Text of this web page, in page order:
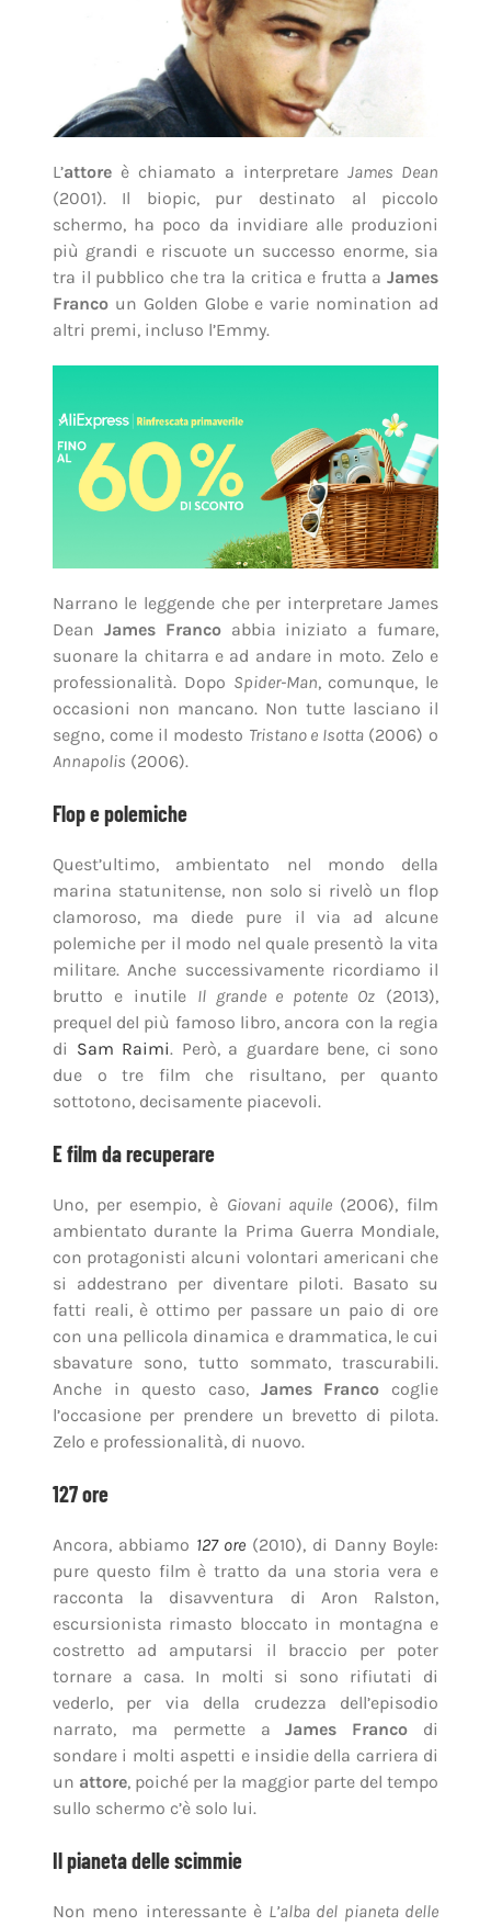
L’attoreè chiamato a interpretareJames Dean
(2001). Il biopic, pur destinato al piccolo
schermo, ha poco da invidiare alle produzioni
più grandi e riscuote un successo enorme, sia
tra il pubblico che tra la critica e frutta aJames
Francoun Golden Globe e varie nomination ad
altri premi, incluso l’Emmy.
Narrano le leggende che per interpretare James
Dean James Francoabbia iniziato a fumare,
suonare la chitarra e ad andare in moto. Zelo e
professionalità. Dopo Spider-Man, comunque, le
occasioni non mancano. Non tutte lasciano il
segno, come il modesto Tristano e Isotta(2006) o
Annapolis (2006).
Flop e polemiche
Quest’ultimo, ambientato nel mondo della
marina statunitense, non solo si rivelò un flop
clamoroso, ma diede pure il via ad alcune
polemiche per il modo nel quale presentò la vita
militare. Anche successivamente ricordiamo il
brutto e inutile Il grande e potente Oz (2013),
prequel del più famoso libro, ancora con la regia
di Sam Raimi. Però, a guardare bene, ci sono
due o tre film che risultano, per quanto
sottotono, decisamente piacevoli.
E film da recuperare
Uno, per esempio, è Giovani aquile(2006), film
ambientato durante la Prima Guerra Mondiale,
con protagonisti alcuni volontari americani che
si addestrano per diventare piloti. Basato su
fatti reali, è ottimo per passare un paio di ore
con una pellicola dinamica e drammatica, le cui
sbavature sono, tutto sommato, trascurabili.
Anche in questo caso, James Franco coglie
l’occasione per prendere un brevetto di pilota.
Zelo e professionalità, di nuovo.
127 ore
Ancora, abbiamo 127 ore (2010), di Danny Boyle:
pure questo film è tratto da una storia vera e
racconta la disavventura di Aron Ralston,
escursionista rimasto bloccato in montagna e
costretto ad amputarsi il braccio per poter
tornare a casa. In molti si sono rifiutati di
vederlo, per via della crudezza dell’episodio
narrato, ma permette aJames Franco di
sondare i molti aspetti e insidie della carriera di
un attore, poiché per la maggior parte del tempo
sullo schermo c’è solo lui.
Il pianeta delle scimmie
Non meno interessante è L’alba del pianeta delle